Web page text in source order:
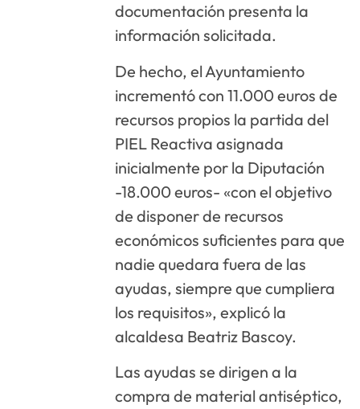
documentación presenta la
información solicitada.
De hecho, el Ayuntamiento
incrementó con 11.000 euros de
recursos propios la partida del
PIEL Reactiva asignada
inicialmente por la Diputación
-18.000 euros- «con el objetivo
de disponer de recursos
económicos suficientes para que
nadie quedara fuera de las
ayudas, siempre que cumpliera
los requisitos», explicó la
alcaldesa Beatriz Bascoy.
Las ayudas se dirigen a la
compra de material antiséptico,